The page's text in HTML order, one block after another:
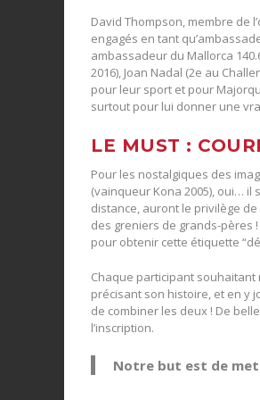
David Thompson, membre de
engagés en tant
ambassadeur du Mallorca
2016), Joan Nadal (2e au
pour leur sport et pour
surtout pour lui donner une
LE MUST :
Pour les nostalgiques des
(vainqueur Kona 2005), oui… il
distance, auront le privilège
des greniers de grands-pères
pour obtenir cette étiquette
Chaque participant
précisant son histoire, et en y
de combiner les deux ! De
l’inscription.
Notre but est de